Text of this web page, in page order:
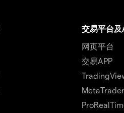
交易平台及
网页平台
交易APP